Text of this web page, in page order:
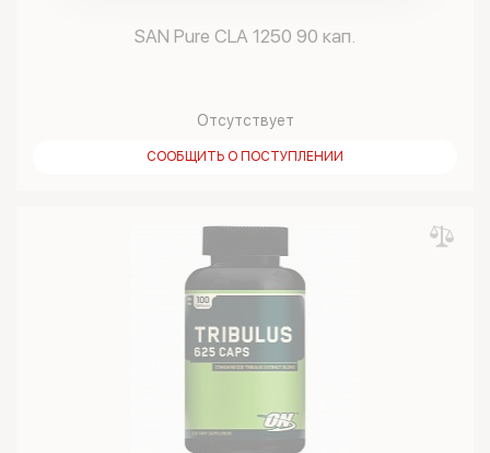
SAN Pure CLA 1250 90 кап.
Отсутствует
СООБЩИТЬ О ПОСТУПЛЕНИИ